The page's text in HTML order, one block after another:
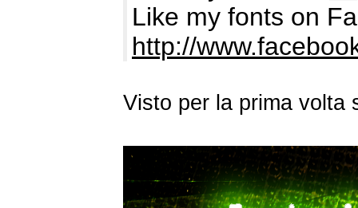
Like my fonts on
http://
Visto per la prima volta